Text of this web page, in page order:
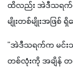
ထိလည်း အဲဒီသရက်မ
မျိုးတစ်မျိုးအဖြစ် ရှိ
"အဲဒီသရက်က မင်းသမီး‌လေးအတိုင်း လှပပါတယ်
တစ်လုံးကို အချိန် တ